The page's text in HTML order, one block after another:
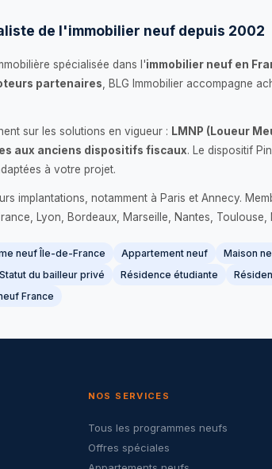
de l'immobilier neuf depuis 2002
spécialisée dans l'immobilier neuf en
partenaires , BLG Immobilier accompagne
sur les solutions en vigueur : LMNP (Loueur
aux anciens dispositifs fiscaux. Le dispositif
à votre projet.
implantations, notamment à Paris et Annecy.
Lyon, Bordeaux, Marseille, Nantes,
neuf Île-de-France Appartement neuf Maison
Statut du bailleur privé Résidence étudiante
France
NOS SERVICES
Tous les programmes neufs
Offres spéciales